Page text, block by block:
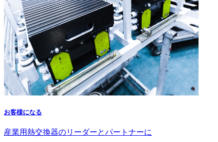
お客様になる
産業用熱交換器のリーダーとパートナーに